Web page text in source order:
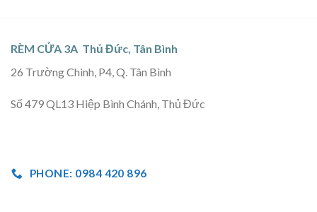
RÈM CỬA 3A Thủ Đức, Tân Bình
26 Trường Chinh, P4, Q. Tân Bình
Số 479 QL13 Hiệp Bình Chánh, Thủ Đức
PHONE: 0984 420 896